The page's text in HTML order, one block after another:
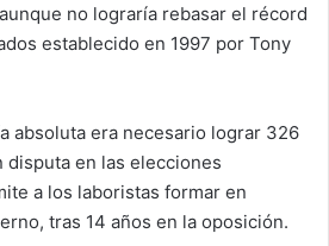
no lograría rebasar el récord
establecido en 1997 por Tony
absoluta era necesario lograr 326
disputa en las elecciones
a los laboristas formar en
tras 14 años en la oposición.